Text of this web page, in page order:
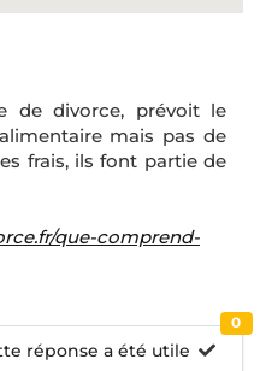
de divorce, prévoit le
mais pas de
frais, ils font partie de
que-comprend-
réponse a été utile
0